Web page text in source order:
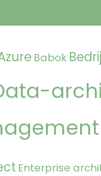
Babok
Enterprise